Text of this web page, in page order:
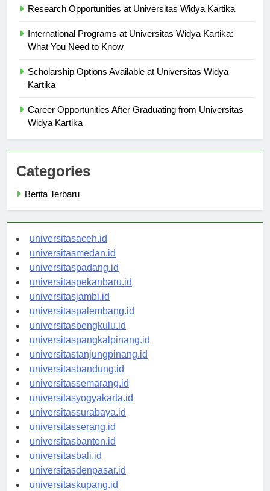
International Programs at Universitas Widya Kartika:
Scholarship Options Available at Universitas Widya
Career Opportunities After Graduating from Universitas
Categories
universitasaceh.id
universitasmedan.id
universitaspadang.id
universitaspekanbaru.id
universitasjambi.id
universitaspalembang.id
universitasbengkulu.id
universitaspangkalpinang.id
universitastanjungpinang.id
universitasbandung.id
universitassemarang.id
universitasyogyakarta.id
universitassurabaya.id
universitasserang.id
universitasbanten.id
universitasbali.id
universitasdenpasar.id